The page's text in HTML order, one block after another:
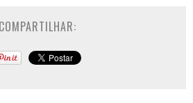
COMPARTILHAR: